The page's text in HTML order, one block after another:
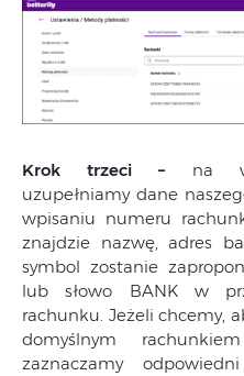
Krok trzeci – na
uzupełniamy dane
wpisaniu numeru
znajdzie nazwę, adres
symbol zostanie
lub słowo BANK w
rachunku. Jeżeli chcemy,
domyślnym
zaznaczamy